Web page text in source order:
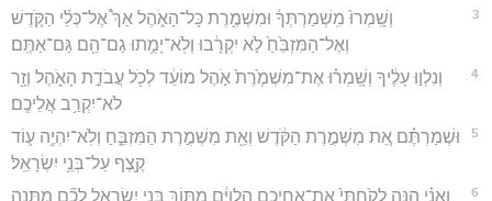
3
וְשָֽׁמְרוּ֙ מִֽשְׁמַרְתְּךָ֔ וּמִשְׁמֶ֖רֶת כָּל־הָאֹ֑הֶל אַךְ֩ אֶל־כְּלֵ֨י הַקֹּ֤דֶשׁ
וְאֶל־הַמִּזְבֵּ֙חַ֙ לֹ֣א יִקְרָ֔בוּ וְלֹֽא־יָמֻ֥תוּ גַם־הֵ֖ם גַּם־אַתֶּֽם׃
4
וְנִלְו֣וּ עָלֶ֔יךָ וְשָֽׁמְר֗וּ אֶת־מִשְׁמֶ֙רֶת֙ אֹ֣הֶל מוֹעֵ֔ד לְכֹ֖ל עֲבֹדַ֣ת הָאֹ֑הֶל וְזָ֖ר
לֹא־יִקְרַ֥ב אֲלֵיכֶֽם׃
5
וּשְׁמַרְתֶּ֗ם אֵ֚ת מִשְׁמֶ֣רֶת הַקֹּ֔דֶשׁ וְאֵ֖ת מִשְׁמֶ֣רֶת הַמִּזְבֵּ֑חַ וְלֹֽא־יִהְיֶ֥ה ע֛וֹד
קֶ֖צֶף עַל־בְּנֵ֥י יִשְׂרָאֵֽל׃
6
וַאֲנִ֗י הִנֵּ֤ה לָקַ֙חְתִּי֙ אֶת־אֲחֵיכֶ֣ם הַלְוִיִּ֔ם מִתּ֖וֹךְ בְּנֵ֣י יִשְׂרָאֵ֑ל לָכֶ֞ם מַתָּנָ֤ה